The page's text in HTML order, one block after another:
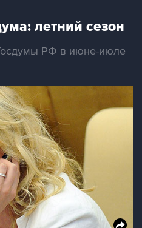
летний сезон
РФ в июне-июле